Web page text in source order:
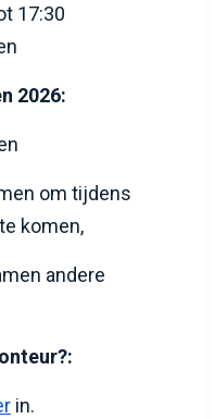
17:30
2026:
om tijdens
komen,
andere
in.